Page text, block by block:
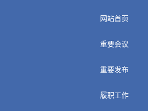
网站首页
重要会议
重要发布
履职工作